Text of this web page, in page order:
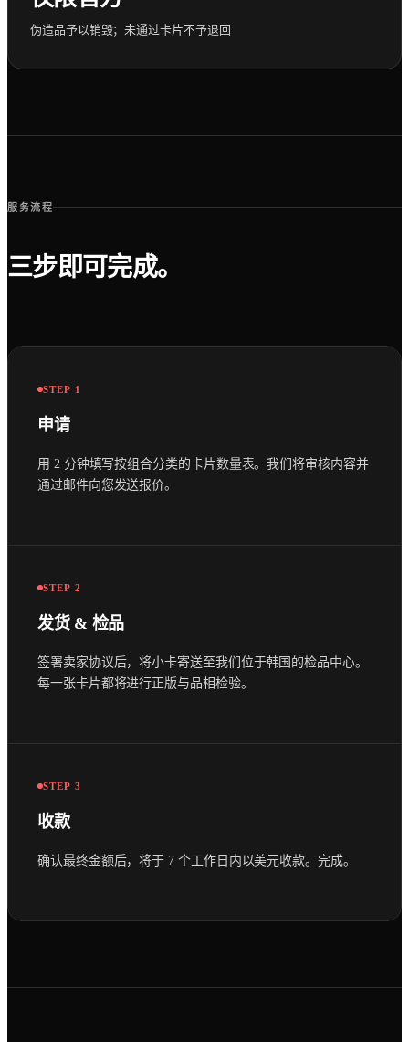
伪造品予以销毁；未通过卡片不予退回
服务流程
三步即可完成。
STEP 1
申请
用 2 分钟填写按组合分类的卡片数量表。我们将审核内容并
通过邮件向您发送报价。
STEP 2
发货 & 检品
签署卖家协议后，将小卡寄送至我们位于韩国的检品中心。
每一张卡片都将进行正版与品相检验。
STEP 3
收款
确认最终金额后，将于 7 个工作日内以美元收款。完成。